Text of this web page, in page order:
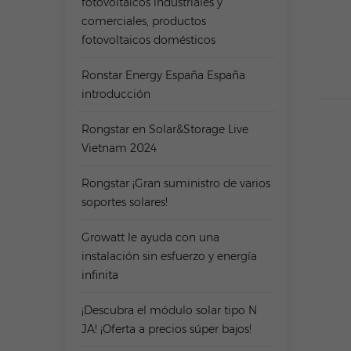
comerciales, productos
fotovoltaicos domésticos
Ronstar Energy España España
introducción
Rongstar en Solar&Storage Live
Vietnam 2024
Rongstar ¡Gran suministro de varios
soportes solares!
Growatt le ayuda con una
instalación sin esfuerzo y energía
infinita
¡Descubra el módulo solar tipo N
JA! ¡Oferta a precios súper bajos!